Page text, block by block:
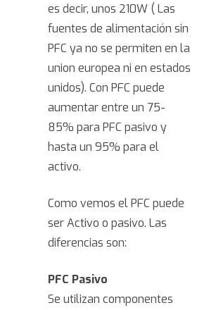
es decir, unos 210W ( Las
fuentes de alimentación sin
PFC ya no se permiten en la
union europea ni en estados
unidos). Con PFC puede
aumentar entre un 75-
85% para PFC pasivo y
hasta un 95% para el
activo.
Como vemos el PFC puede
ser Activo o pasivo. Las
diferencias son:
PFC Pasivo
Se utilizan componentes